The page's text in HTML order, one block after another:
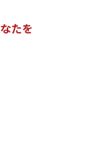
なたを